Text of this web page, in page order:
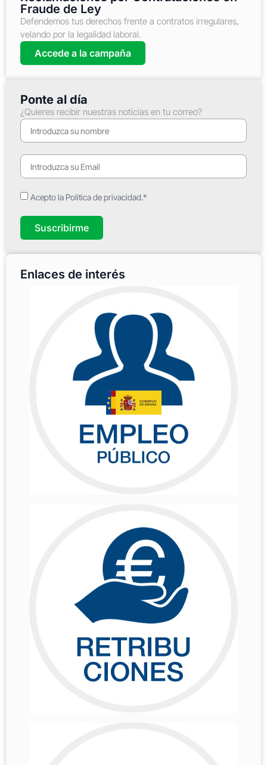
Fraude de Ley
Defendemos tus derechos frente a contratos irregulares,
velando por la legalidad laboral.
Accede a la campaña
Ponte al día
¿Quieres recibir nuestras noticias en tu correo?
Acepto la Política de privacidad.*
Suscribirme
Enlaces de interés